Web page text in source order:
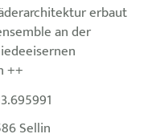
erbaut
an der
++
Sellin